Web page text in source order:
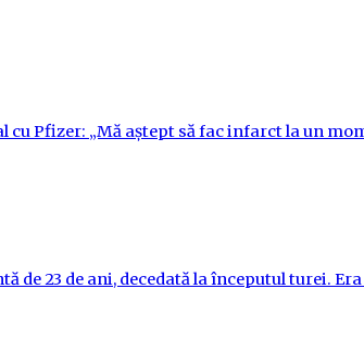
Pfizer: „Mă aștept să fac infarct la un
23 de ani, decedată la începutul turei. Era